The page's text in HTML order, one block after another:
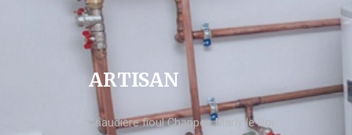
ARTISAN
chaudière fioul Chappee Marly le Roi